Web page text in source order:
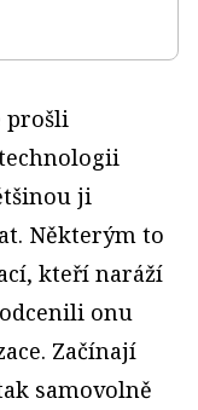
prošli
ji
Některým to
kteří naráží
onu
Začínají
samovolně